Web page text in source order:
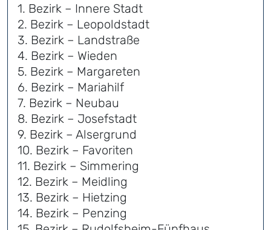
1. Bezirk – Innere Stadt
2. Bezirk – Leopoldstadt
3. Bezirk – Landstraße
4. Bezirk – Wieden
5. Bezirk – Margareten
6. Bezirk – Mariahilf
7. Bezirk – Neubau
8. Bezirk – Josefstadt
9. Bezirk – Alsergrund
10. Bezirk – Favoriten
11. Bezirk – Simmering
12. Bezirk – Meidling
13. Bezirk – Hietzing
14. Bezirk – Penzing